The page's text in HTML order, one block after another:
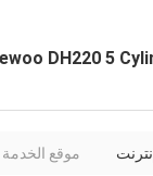
DH220 5
موقع الخدمة